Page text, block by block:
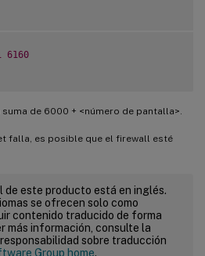
6160
de 6000 + <número de pantalla>.
falla, es posible que el firewall esté
de este producto está en inglés.
se ofrecen solo como
contenido traducido de forma
más información, consulte la
sobre traducción
Group home.